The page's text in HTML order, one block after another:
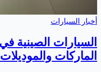
أخبار السيارات
الماركات والموديلات